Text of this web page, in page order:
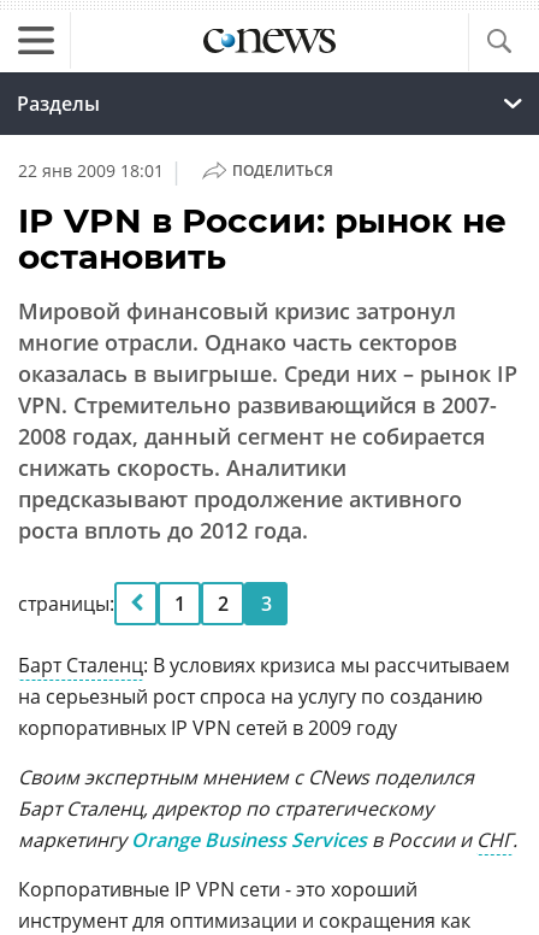
Разделы
22 янв 2009 18:01 | ПОДЕЛИТЬСЯ
IP VPN в России: рынок не
остановить
Мировой финансовый кризис затронул
многие отрасли. Однако часть секторов
оказалась в выигрыше. Среди них – рынок IP
VPN. Стремительно развивающийся в 2007-
2008 годах, данный сегмент не собирается
снижать скорость. Аналитики
предсказывают продолжение активного
роста вплоть до 2012 года.
страницы: 1 2 3
Барт Сталенц: В условиях кризиса мы рассчитываем
на серьезный рост спроса на услугу по созданию
корпоративных IP VPN сетей в 2009 году
Своим экспертным мнением с CNews поделился
Барт Сталенц, директор по стратегическому
маркетингуOrange Business Servicesв России и СНГ.
Корпоративные IP VPN сети - это хороший
инструмент для оптимизации и сокращения как